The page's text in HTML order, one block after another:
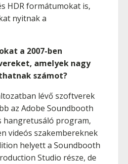
HDR formátumokat is,
nyitnak a
a 2007-ben
amelyek nagy
számot?
lévő szoftverek
az Adobe Soundbooth
hangretusáló program,
videós szakembereknek
helyett a Soundbooth
Studio része, de